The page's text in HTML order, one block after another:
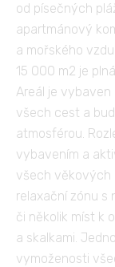
od písečných
apartmánový
a mořského
15 000 m2 je
Areál je
všech cest a
atmosférou.
vybavením a
všech věkových
relaxační zónu s
či několik míst k
a skalkami.
vymoženosti